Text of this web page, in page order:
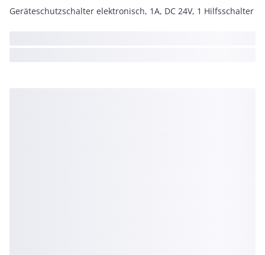
Geräteschutzschalter elektronisch, 1A, DC 24V, 1 Hilfsschalter